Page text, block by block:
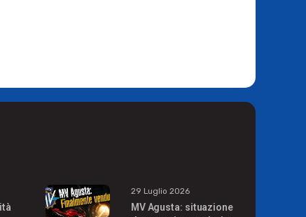
29 Luglio 2026
MV Agusta: situazione